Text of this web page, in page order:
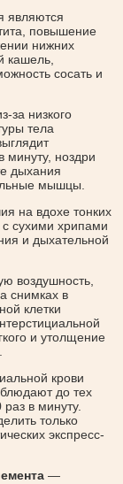
являются
повышение
нижних
кашель,
сосать и
за низкого
тела
ноздри
дыхания
мышцы.
на вдохе тонких
сухими хрипами
и дыхательной
воздушность,
снимках в
клетки
и утолщение
крови
до тех
в минуту.
только
экспресс-
—